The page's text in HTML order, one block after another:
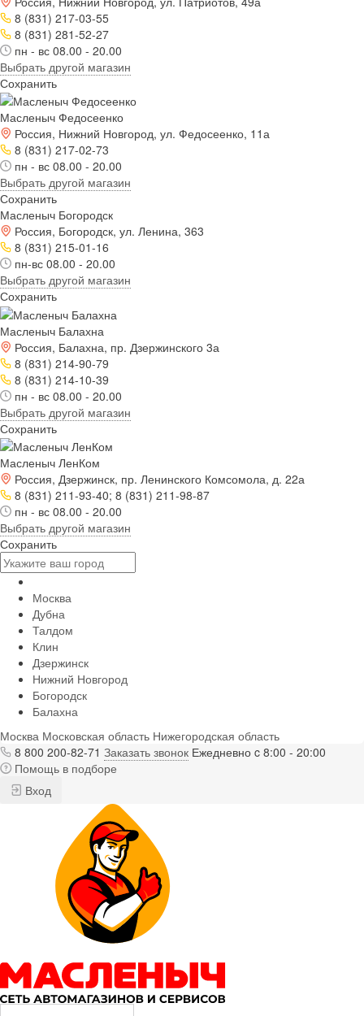
8 (831) 217-03-55
8 (831) 281-52-27
пн - вс 08.00 - 20.00
Выбрать другой магазин
Сохранить
Масленыч Федосеенко
Россия, Нижний Новгород, ул. Федосеенко, 11а
8 (831) 217-02-73
пн - вс 08.00 - 20.00
Выбрать другой магазин
Сохранить
Масленыч Богородск
Россия, Богородск, ул. Ленина, 363
8 (831) 215-01-16
пн-вс 08.00 - 20.00
Выбрать другой магазин
Сохранить
Масленыч Балахна
Россия, Балахна, пр. Дзержинского 3а
8 (831) 214-90-79
8 (831) 214-10-39
пн - вс 08.00 - 20.00
Выбрать другой магазин
Сохранить
Масленыч ЛенКом
Россия, Дзержинск, пр. Ленинского Комсомола, д. 22а
8 (831) 211-93-40; 8 (831) 211-98-87
пн - вс 08.00 - 20.00
Выбрать другой магазин
Сохранить
Москва
Дубна
Талдом
Клин
Дзержинск
Нижний Новгород
Богородск
Балахна
Москва Московская область Нижегородская область
8 800 200-82-71 Заказать звонок Ежедневно c 8:00 - 20:00
Помощь в подборе
Вход